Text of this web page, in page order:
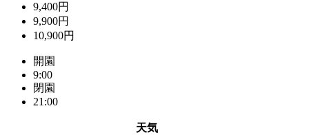
9,400円
9,900円
10,900円
開園
9:00
閉園
21:00
天気